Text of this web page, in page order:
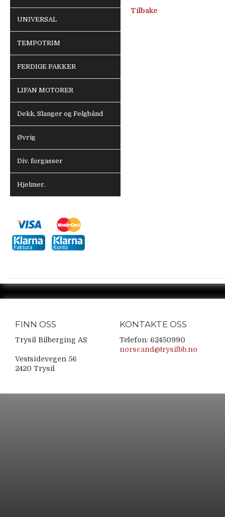
UNIVERSAL
TEMPOTRIM
FERDIGE PAKKER
LIFAN MOTORER
Dekk, Slanger og Felgbånd
Øvrig
Div. forgasser
Hjelmer.
Tilbake
FINN OSS
Trysil Bilberging AS
Vestsidevegen 56
2420 Trysil
KONTAKTE OSS
Telefon: 62450990
norscand@trysilbb.no